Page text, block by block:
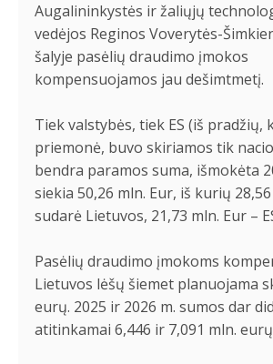
Augalininkystės ir žaliųjų
vedėjos Reginos Voverytės-
šalyje pasėlių draudimo įmokos
kompensuojamos jau dešimtmetį.
Tiek valstybės, tiek ES (iš pradžių,
priemonė, buvo skiriamos tik
bendra paramos suma, išmokėta
siekia 50,26 mln. Eur, iš kurių
sudarė Lietuvos, 21,73 mln. Eur –
Pasėlių draudimo įmokoms
Lietuvos lėšų šiemet planuojama
eurų. 2025 ir 2026 m. sumos dar
atitinkamai 6,446 ir 7,091 mln.